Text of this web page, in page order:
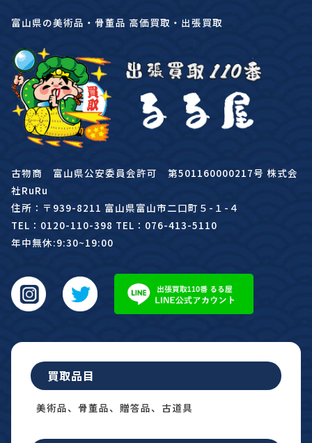
富山県の美術品・骨董品 高価買取・出張買取
古物商 富山県公安委員会許可 第501160000217号 株式会
社RuRu
住所：〒939-8211 富山県富山市二口町５-１-４
TEL：0120-110-398 TEL：076-413-5110
年中無休:9:30~19:00
買取品目
美術品、骨董品、贈答品、古道具